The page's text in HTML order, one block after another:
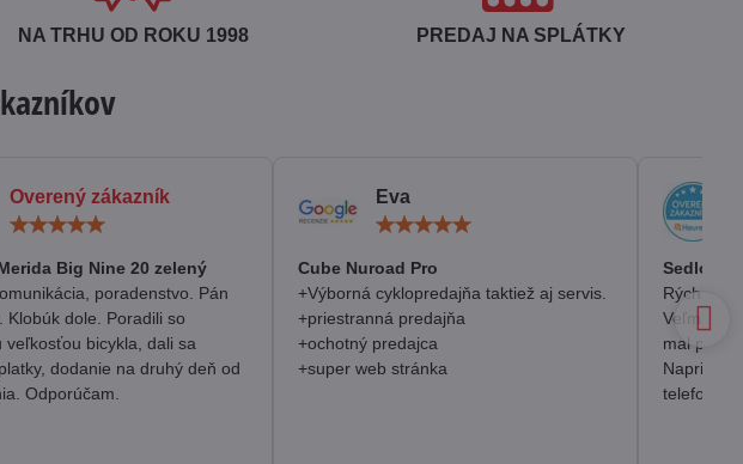
NA TRHU OD ROKU 1998 PREDAJ NA SPLÁTKY
Overený zákazník
/
5
Big Nine 20 zelený
poradenstvo. Pán
Klobúk dole. Poradili so
veľkosťou bicykla, dali sa
dodanie na druhý deň od
Odporúčam.
Eva
Cube Nuroad Pro
+Výborná cyklopredajňa taktiež aj servis.
+priestranná predajňa
+ochotný predajca
+super web stránka
Sedlo
Rýchlosť,
Veľmi
mal
Napriek